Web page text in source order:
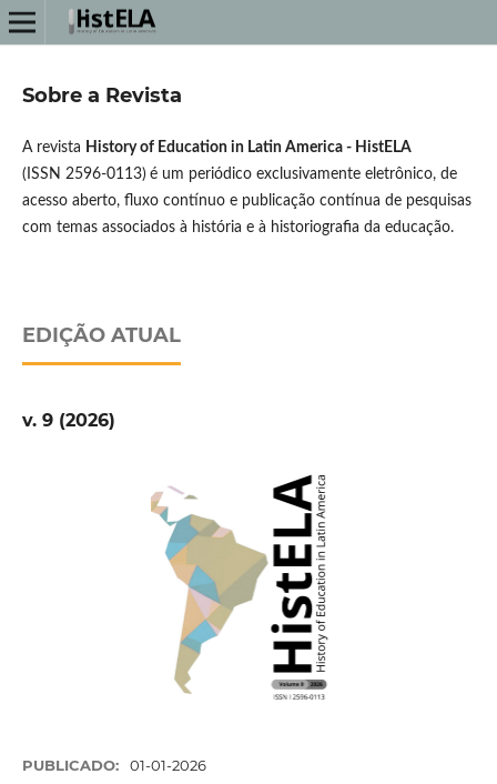
Sobre a Revista
A revista History of Education in Latin America - HistELA
( ISSN 2596-0113) é um periódico exclusivamente eletrônico, de
acesso aberto, fluxo contínuo e publicação contínua de pesquisas
com temas associados à história e à historiografia da educação.
EDIÇÃO ATUAL
v. 9 (2026)
PUBLICADO: 01-01-2026